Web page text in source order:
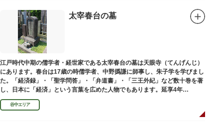
太宰春台の墓
江戸時代中期の儒学者・経世家である太宰春台の墓は天眼寺（てんげんじ）
にあります。春台は17歳の時儒学者、中野撝謙に師事し、朱子学を学びまし
た。「経済録」・「聖学問答」・「弁道書」・「三王外紀」など数十巻を著
し、日本に「経済」という言葉を広めた人物でもあります。延享4年
（1747）に没しました。
谷中エリア